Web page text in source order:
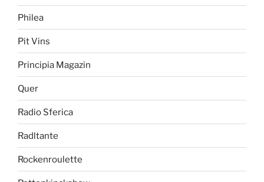
Philea
Pit Vins
Principia Magazin
Quer
Radio Sferica
Radltante
Rockenroulette